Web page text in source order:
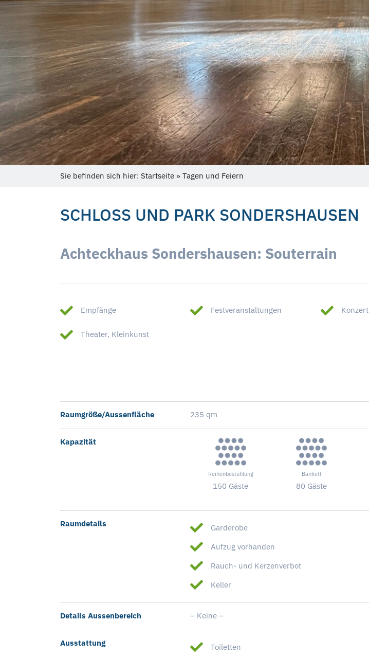
Sie befinden sich hier: Startseite » Tagen und Feiern
SCHLOSS UND PARK SONDERSHAUSEN
Achteckhaus Sondershausen: Souterrain
Empfänge Festveranstaltungen Konzert
Theater, Kleinkunst
Raumgröße/Aussenfläche 235 qm
Kapazität
Reihenbestuhlung
150 Gäste
Bankett
80 Gäste
Raumdetails
Garderobe
Aufzug vorhanden
Rauch- und Kerzenverbot
Keller
Details Aussenbereich – Keine –
Ausstattung
Toiletten